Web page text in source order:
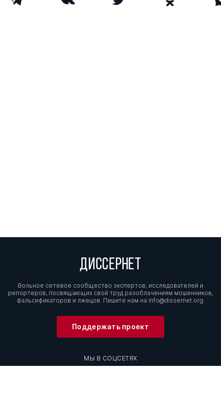
ДИССЕРНЕТ
Вольное сетевое сообщество экспертов, исследователей и
репортеров, посвящающих свой труд разоблачениям мошенников,
фальсификаторов и лжецов. Пишите нам на info@dissernet.org.
Поддержать проект
МЫ В СОЦСЕТЯХ